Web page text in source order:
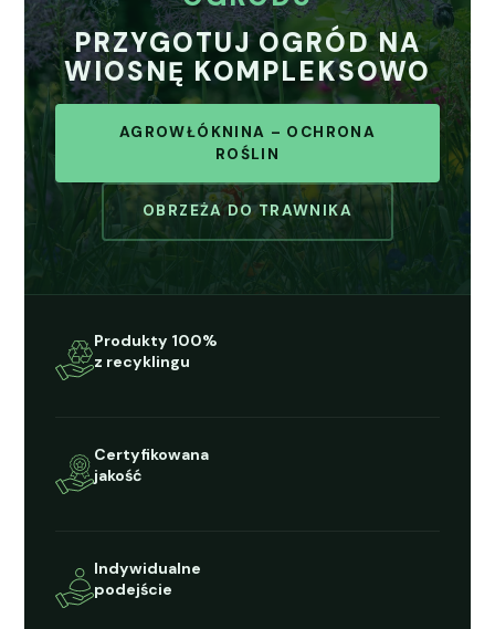
PRZYGOTUJ OGRÓD NA
WIOSNĘ KOMPLEKSOWO
AGROWŁÓKN­I­NA – OCHRONA
ROŚLIN
OBRZEŻA DO TRAWNI­KA
Pro­duk­ty 100%
z recyk­lin­gu
Cer­ty­fikowana
jakość
Indy­wid­u­alne
pode­jś­cie